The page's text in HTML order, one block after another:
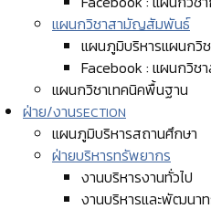
แผนกวิชาสามัญสัมพันธ์
แผนภูมิบริหารแผนก
Facebook : แผนกวิ
แผนกวิชาเทคนิคพื้นฐาน
ฝ่าย/งานSECTION
แผนภูมิบริหารสถานศึกษา
ฝ่ายบริหารทรัพยากร
งานบริหารงานทั่วไป
งานบริหารและพัฒนา